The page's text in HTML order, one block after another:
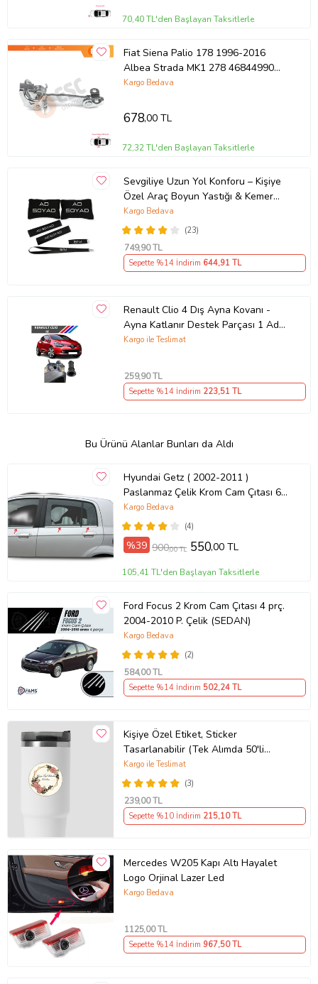
70,40 TL'den Başlayan Taksitlerle
Fiat Siena Palio 178 1996-2016
Albea Strada MK1 278 46844990
İçin Ön Sağ veya Sol Kapı Gergi Yayı
Kargo Bedava
678,00 TL
72,32 TL'den Başlayan Taksitlerle
Sevgiliye Uzun Yol Konforu – Kişiye
Özel Araç Boyun Yastığı & Kemer
Pedi Hediye Seti
(23)
Kargo Bedava
749,90 TL
Sepette %14 İndirim 644,91 TL
Renault Clio 4 Dış Ayna Kovanı -
Ayna Katlanır Destek Parçası 1 Adet
490307706 M3625
Kargo ile Teslimat
259,90 TL
Sepette %14 İndirim 223,51 TL
Bu Ürünü Alanlar Bunları da Aldı
Hyundai Getz ( 2002-2011 )
Paslanmaz Çelik Krom Cam Çıtası 6
Parça
(4)
Kargo Bedava
%39 900,00 TL 550,00 TL
105,41 TL'den Başlayan Taksitlerle
Ford Focus 2 Krom Cam Çıtası 4 prç.
2004-2010 P. Çelik (SEDAN)
(2)
Kargo Bedava
584,00 TL
Sepette %14 İndirim 502,24 TL
Kişiye Özel Etiket, Sticker
Tasarlanabilir (Tek Alımda 50'li
Gönderim Yapılmaktadır)
(3)
Kargo ile Teslimat
239,00 TL
Sepette %10 İndirim 215,10 TL
Mercedes W205 Kapı Altı Hayalet
Logo Orjinal Lazer Led
Kargo Bedava
1125,00 TL
Sepette %14 İndirim 967,50 TL